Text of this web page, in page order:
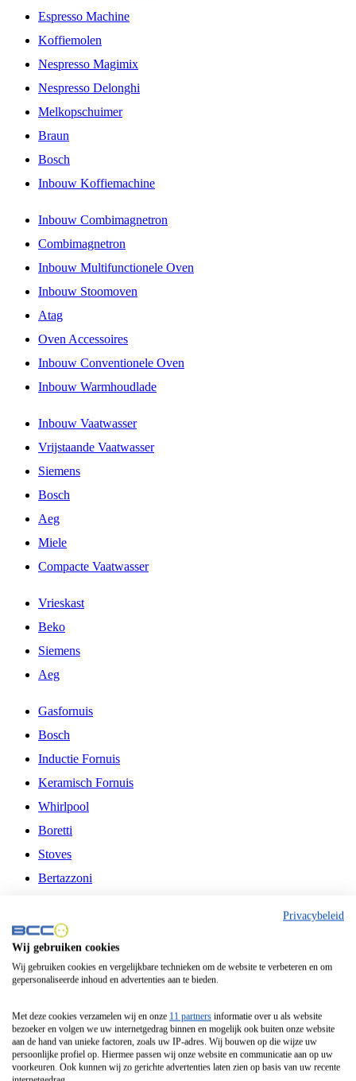
Espresso Machine
Koffiemolen
Nespresso Magimix
Nespresso Delonghi
Melkopschuimer
Braun
Bosch
Inbouw Koffiemachine
Inbouw Combimagnetron
Combimagnetron
Inbouw Multifunctionele Oven
Inbouw Stoomoven
Atag
Oven Accessoires
Inbouw Conventionele Oven
Inbouw Warmhoudlade
Inbouw Vaatwasser
Vrijstaande Vaatwasser
Siemens
Bosch
Aeg
Miele
Compacte Vaatwasser
Vrieskast
Beko
Siemens
Aeg
Gasfornuis
Bosch
Inductie Fornuis
Keramisch Fornuis
Whirlpool
Boretti
Stoves
Bertazzoni
Fitelli
Airfryer
Frituurpan
Contactgrill
Broodbakmachine
Broodrooster
Privacybeleid
Wij gebruiken cookies
Wij gebruiken cookies en vergelijkbare technieken om de website te verbeteren en om
gepersonaliseerde inhoud en advertenties aan te bieden.
Met deze cookies verzamelen wij en onze 11 partners informatie over u als website
bezoeker en volgen we uw internetgedrag binnen en mogelijk ook buiten onze website
aan de hand van unieke factoren, zoals uw IP-adres. Wij bouwen op die wijze uw
persoonlijke profiel op. Hiermee passen wij onze website en communicatie aan op uw
voorkeuren. Ook kunnen wij zo gerichte advertenties laten zien op basis van uw recente